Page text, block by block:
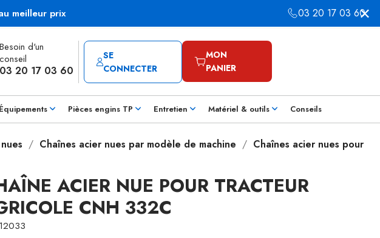
meilleur prix 03 20 17 03 60
Besoin d'un
conseil
03 20 17 03 60
SE
CONNECTER
MON
PANIER
Équipements Pièces engins TP Entretien Matériel & outils Conseils
Chaînes acier nues par modèle de machine
Chaînes acier nues pour
ACIER NUE POUR TRACTEUR
CNH 332C